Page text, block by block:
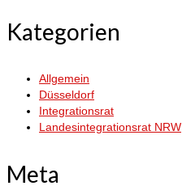
Kategorien
Allgemein
Düsseldorf
Integrationsrat
Landesintegrationsrat NRW
Meta